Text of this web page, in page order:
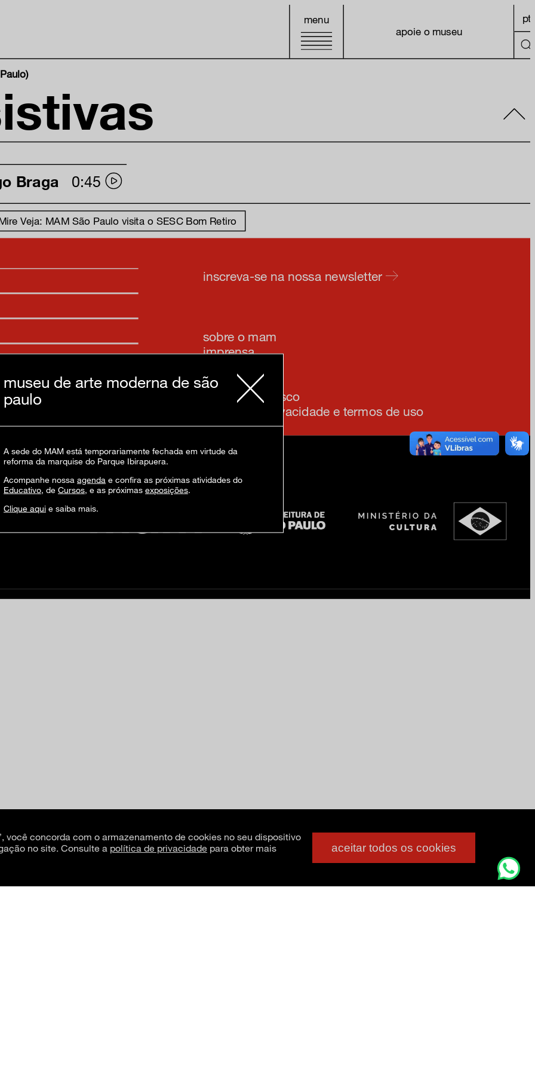
menu
apoie o museu
pt
Braga 0:45
Veja: MAM São Paulo visita o SESC Bom Retiro
& culture
inscreva-se na nossa newsletter
sobre o mam
imprensa
contato
trabalhe conosco
política de privacidade e termos de uso
museu de arte moderna de são
paulo
A sede do MAM está temporariamente fechada em virtude da
reforma da marquise do Parque Ibirapuera.
Acompanhe nossa agenda e confira as próximas atividades do
Educativo, de Cursos, e as próximas exposições.
Clique aqui e saiba mais.
você concorda com o armazenamento de cookies no seu dispositivo
no site. Consulte a política de privacidade para obter mais
aceitar todos os cookies